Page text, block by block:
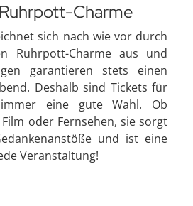
Charme
sich nach wie vor durch
Ruhrpott-Charme aus und
garantieren stets einen
Deshalb sind Tickets für
immer eine gute Wahl. Ob
oder Fernsehen, sie sorgt
und ist eine
Veranstaltung!